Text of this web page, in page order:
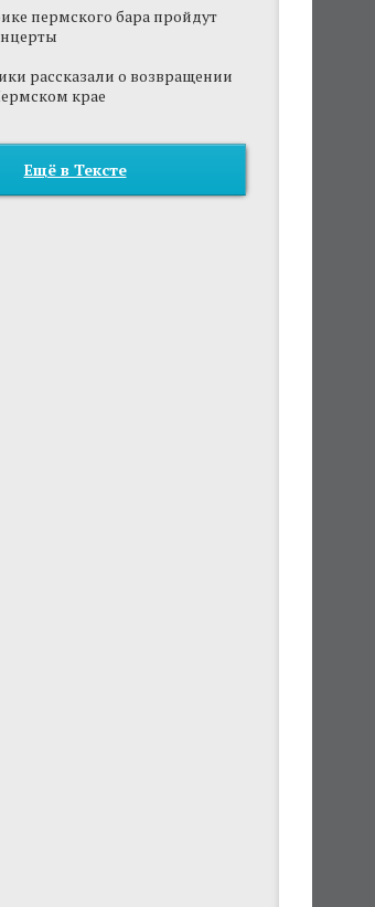
пермского бара пройдут
рассказали о возвращении
крае
Ещё в Тексте